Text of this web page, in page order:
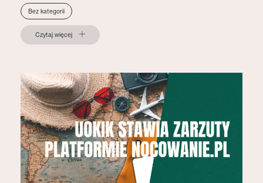
Bez kategorii
Czytaj więcej